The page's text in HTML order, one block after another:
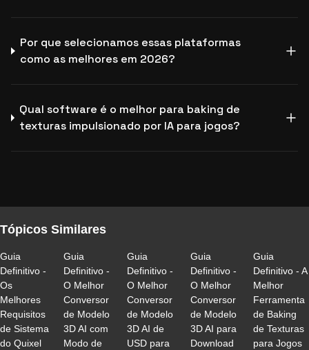
Por que selecionamos essas plataformas
como as melhores em 2026?
Qual software é o melhor para baking de
texturas impulsionado por IA para jogos?
Tópicos Similares
Guia
Definitivo -
Os
Melhores
Requisitos
de Sistema
do Quixel
Guia
Definitivo -
O Melhor
Conversor
de Modelo
3D AI com
Modo de
Guia
Definitivo -
O Melhor
Conversor
de Modelo
3D AI de
USD para
Guia
Definitivo -
O Melhor
Conversor
de Modelo
3D AI para
Download
Guia
Definitivo - A
Melhor
Ferramenta
de Baking
de Texturas
para Jogos